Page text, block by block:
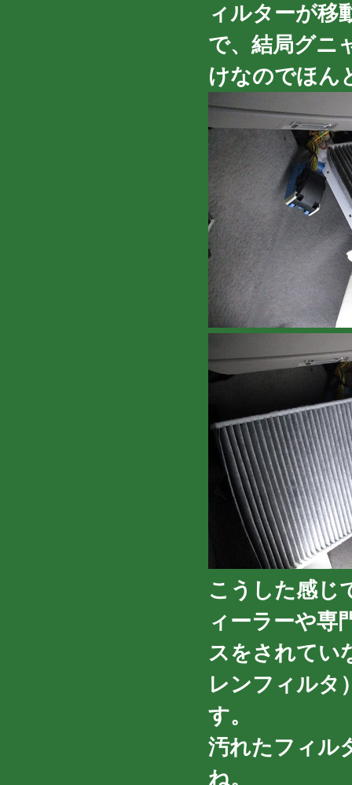
ィルターが移
で、結局グニ
けなのでほん
こうした感じ
ィーラーや専
スをされてい
レンフィルタ
す。
汚れたフィル
ね。